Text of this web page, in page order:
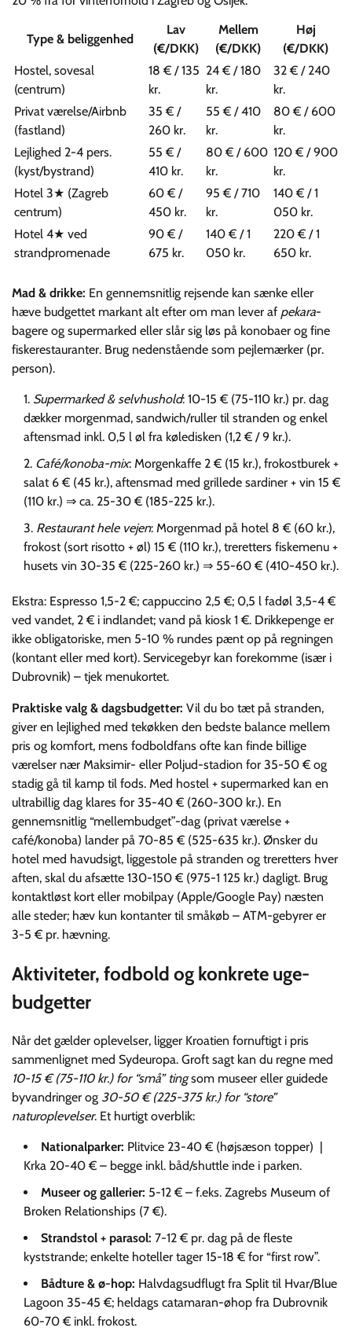
Type & beliggenhed
Lav
(€/DKK)
Mellem
(€/DKK)
Høj
(€/DKK)
Hostel, sovesal
(centrum)
18 € / 135
kr.
24 € / 180
kr.
32 € / 240
kr.
Privat værelse/Airbnb
(fastland)
35 € /
260 kr.
55 € / 410
kr.
80 € / 600
kr.
Lejlighed 2-4 pers.
(kyst/bystrand)
55 € /
410 kr.
80 € / 600
kr.
120 € / 900
kr.
Hotel 3★ (Zagreb
centrum)
60 € /
450 kr.
95 € / 710
kr.
140 € / 1
050 kr.
Hotel 4★ ved
strandpromenade
90 € /
675 kr.
140 € / 1
050 kr.
220 € / 1
650 kr.
Mad & drikke: En gennemsnitlig rejsende kan sænke eller
hæve budgettet markant alt efter om man lever af pekara-
bagere og supermarked eller slår sig løs på konobaer og fine
fiskerestauranter. Brug nedenstående som pejlemærker (pr.
person).
Supermarked & selvhushold: 10-15 € (75-110 kr.) pr. dag
dækker morgenmad, sandwich/ruller til stranden og enkel
aftensmad inkl. 0,5 l øl fra køledisken (1,2 € / 9 kr.).
Café/konoba-mix: Morgenkaffe 2 € (15 kr.), frokostburek +
salat 6 € (45 kr.), aftensmad med grillede sardiner + vin 15 €
(110 kr.) ⇒ ca. 25-30 € (185-225 kr.).
Restaurant hele vejen: Morgenmad på hotel 8 € (60 kr.),
frokost (sort risotto + øl) 15 € (110 kr.), treretters fiskemenu +
husets vin 30-35 € (225-260 kr.) ⇒ 55-60 € (410-450 kr.).
Ekstra: Espresso 1,5-2 €; cappuccino 2,5 €; 0,5 l fadøl 3,5-4 €
ved vandet, 2 € i indlandet; vand på kiosk 1 €. Drikkepenge er
ikke obligatoriske, men 5-10 % rundes pænt op på regningen
(kontant eller med kort). Servicegebyr kan forekomme (især i
Dubrovnik) – tjek menukortet.
Praktiske valg & dagsbudgetter: Vil du bo tæt på stranden,
giver en lejlighed med tekøkken den bedste balance mellem
pris og komfort, mens fodboldfans ofte kan finde billige
værelser nær Maksimir- eller Poljud-stadion for 35-50 € og
stadig gå til kamp til fods. Med hostel + supermarked kan en
ultrabillig dag klares for 35-40 € (260-300 kr.). En
gennemsnitlig “mellembudget”-dag (privat værelse +
café/konoba) lander på 70-85 € (525-635 kr.). Ønsker du
hotel med havudsigt, liggestole på stranden og treretters hver
aften, skal du afsætte 130-150 € (975-1 125 kr.) dagligt. Brug
kontaktløst kort eller mobilpay (Apple/Google Pay) næsten
alle steder; hæv kun kontanter til småkøb – ATM-gebyrer er
3-5 € pr. hævning.
Aktiviteter, fodbold og konkrete uge-
budgetter
Når det gælder oplevelser, ligger Kroatien fornuftigt i pris
sammenlignet med Sydeuropa. Groft sagt kan du regne med
10-15 € (75-110 kr.) for “små” tingsom museer eller guidede
byvandringer og 30-50 € (225-375 kr.) for “store”
naturoplevelser. Et hurtigt overblik:
Nationalparker: Plitvice 23-40 € (højsæson topper) |
Krka 20-40 € – begge inkl. båd/shuttle inde i parken.
Museer og gallerier: 5-12 € – f.eks. Zagrebs Museum of
Broken Relationships (7 €).
Strandstol + parasol: 7-12 € pr. dag på de fleste
kyststrande; enkelte hoteller tager 15-18 € for “first row”.
Bådture & ø-hop: Halvdagsudflugt fra Split til Hvar/Blue
Lagoon 35-45 €; heldags catamaran-øhop fra Dubrovnik
60-70 € inkl. frokost.